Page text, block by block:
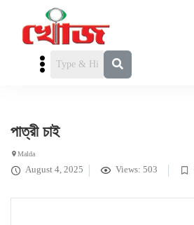
পাত্রী চাই
Malda
August 4, 2025 Views: 503